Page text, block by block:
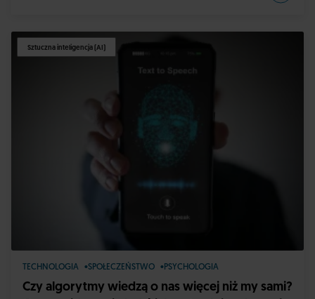
Sztuczna inteligencja (AI)
TECHNOLOGIA SPOŁECZEŃSTWO PSYCHOLOGIA
Czy algorytmy wiedzą o nas więcej niż my sami?